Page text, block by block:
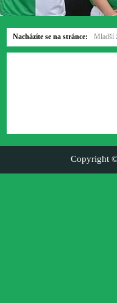
Nacházíte se na stránce: Mladší
Copyright